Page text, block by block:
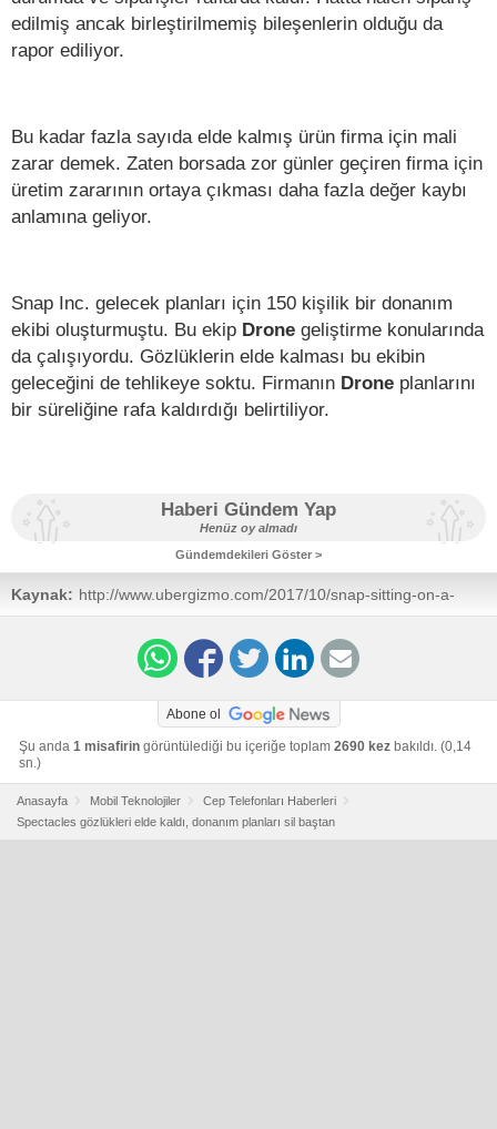
edilmiş ancak birleştirilmemiş bileşenlerin olduğu da
rapor ediliyor.
Bu kadar fazla sayıda elde kalmış ürün firma için mali
zarar demek. Zaten borsada zor günler geçiren firma için
üretim zararının ortaya çıkması daha fazla değer kaybı
anlamına geliyor.
Snap Inc. gelecek planları için 150 kişilik bir donanım
ekibi oluşturmuştu. Bu ekip Drone geliştirme konularında
da çalışıyordu. Gözlüklerin elde kalması bu ekibin
geleceğini de tehlikeye soktu. Firmanın Drone planlarını
bir süreliğine rafa kaldırdığı belirtiliyor.
Haberi Gündem Yap
Henüz oy almadı
Gündemdekileri Göster >
Kaynak: http://www.ubergizmo.com/2017/10/snap-sitting-on-a-
mountain-of-unsold-spectacles/?
utm_source=mobilerepublic
Abone ol
Şu anda 1 misafirin görüntülediği bu içeriğe toplam 2690 kez bakıldı. (0,14
sn.)
Anasayfa Mobil Teknolojiler
Cep Telefonları Haberleri
Spectacles gözlükleri elde kaldı, donanım planları sil baştan